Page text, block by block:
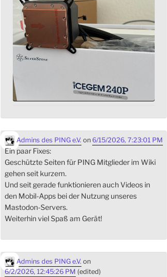
Admins des PING e.V. on 6/15/2026, 7:23:01 PM
Ein paar Fixes:
Geschützte Seiten für PING Mitglieder im Wiki
gehen seit kurzem.
Und seit gerade funktionieren auch Videos in
den Mobil-Apps bei der Nutzung unseres
Mastodon-Servers.
Weiterhin viel Spaß am Gerät!
Admins des PING e.V. on
6/2/2026, 12:45:26 PM (edited)